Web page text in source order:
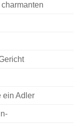
ein Adler